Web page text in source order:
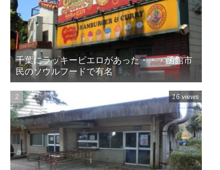
千葉にラッキーピエロがあった・・・函館市
民のソウルフードで有名
16 views